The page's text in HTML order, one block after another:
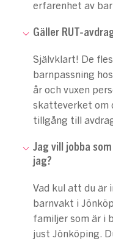
erfarenhet av
Gäller RUT-
Självklart! De
barnpassning
år och vuxen
skatteverket om
tillgång till
Jag vill jobba
jag?
Vad kul att du är
barnvakt i
familjer som är i
just Jönköping.